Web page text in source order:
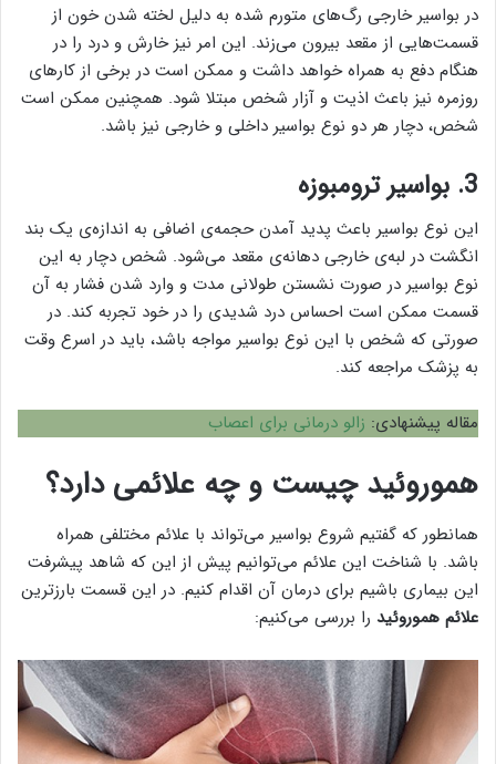
در بواسیر خارجی رگ‌های متورم شده به دلیل لخته شدن خون از
قسمت‌هایی از مقعد بیرون می‌زند. این امر نیز خارش و درد را در
هنگام دفع به همراه خواهد داشت و ممکن است در برخی از کار‌های
روزمره نیز باعث اذیت و آزار شخص مبتلا شود. همچنین ممکن است
شخص، دچار هر دو نوع بواسیر داخلی و خارجی نیز باشد.
3. بواسیر ترومبوزه
این نوع بواسیر باعث پدید آمدن حجمه‌ی اضافی به اندازه‌ی یک بند
انگشت در لبه‌ی خارجی دهانه‌ی مقعد می‌شود. شخص دچار به این
نوع بواسیر در صورت نشستن طولانی مدت و وارد شدن فشار به آن
قسمت ممکن است احساس درد شدیدی را در خود تجربه کند. در
صورتی که شخص با این نوع بواسیر مواجه باشد، باید در اسرع وقت
به پزشک مراجعه کند.
مقاله پیشنهادی: زالو درمانی برای اعصاب
هموروئید چیست و چه علائمی دارد؟
همانطور که گفتیم شروع بواسیر می‌تواند با علائم مختلفی همراه
باشد. با شناخت این علائم می‌توانیم پیش از این که شاهد پیشرفت
این بیماری باشیم برای درمان آن اقدام کنیم. در این قسمت بارزترین
علائم هموروئید را بررسی می‌کنیم: